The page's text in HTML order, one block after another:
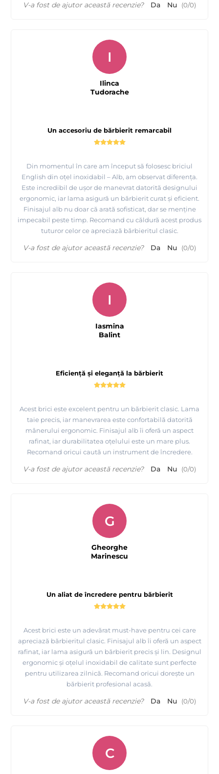
V-a fost de ajutor această recenzie? Da Nu (0/0)
Un accesoriu de bărbierit remarcabil
Din momentul în care am început să folosesc briciul
English din oțel inoxidabil – Alb, am observat diferența.
Este incredibil de ușor de manevrat datorită designului
ergonomic, iar lama asigură un bărbierit curat și eficient.
Finisajul alb nu doar că arată sofisticat, dar se menține
impecabil peste timp. Recomand cu căldură acest produs
tuturor celor ce apreciază bărbieritul clasic.
I
Ilinca
Tudorache
V-a fost de ajutor această recenzie? Da Nu (0/0)
Eficiență și eleganță la bărbierit
Acest brici este excelent pentru un bărbierit clasic. Lama
taie precis, iar manevrarea este confortabilă datorită
mânerului ergonomic. Finisajul alb îi oferă un aspect
rafinat, iar durabilitatea oțelului este un mare plus.
Recomand oricui caută un instrument de încredere.
I
Iasmina
Balint
V-a fost de ajutor această recenzie? Da Nu (0/0)
Un aliat de încredere pentru bărbierit
Acest brici este un adevărat must-have pentru cei care
apreciază bărbieritul clasic. Finisajul alb îi oferă un aspect
rafinat, iar lama asigură un bărbierit precis și lin. Designul
ergonomic și oțelul inoxidabil de calitate sunt perfecte
pentru utilizarea zilnică. Recomand oricui dorește un
bărbierit profesional acasă.
G
Gheorghe
Marinescu
V-a fost de ajutor această recenzie? Da Nu (0/0)
C